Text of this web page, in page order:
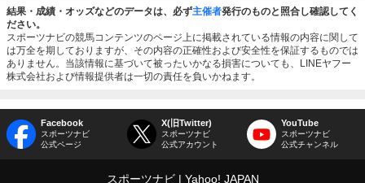
結果・成績・オッズなどのデータは、必ず主催者発行のものと照合し確認してく
ださい。
スポーツナビの競馬コンテンツのページ上に掲載されている情報の内容に関して
は万全を期しておりますが、その内容の正確性および安全性を保証するものでは
ありません。当該情報に基づいて被ったいかなる損害についても、LINEヤフー
株式会社および情報提供者は一切の責任を負いかねます。
Facebook
スポーツナビ
公式ページ
X(旧Twitter)
スポーツナビ
公式アカウント
YouTube
スポーツナビ
公式チャンネル
スポーツナビ Yahoo! JAPAN